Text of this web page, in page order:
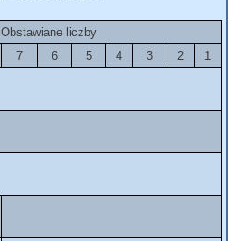
Obstawiane liczby
7 6 5 4 3 2 1